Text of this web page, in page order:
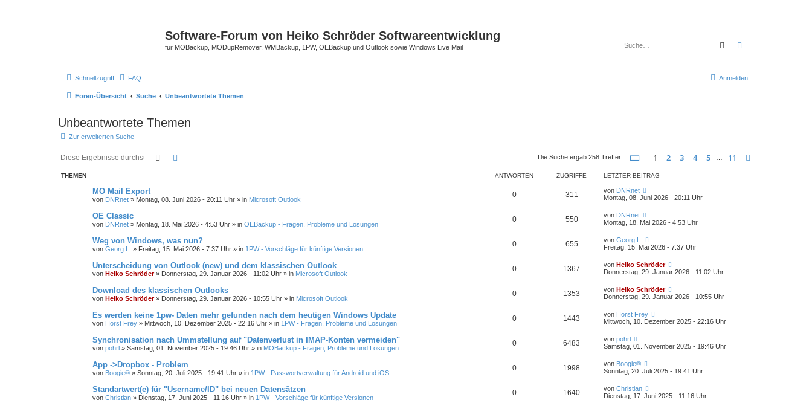
Software-Forum von Heiko Schröder Softwareentwicklung
für MOBackup, MODupRemover, WMBackup, 1PW, OEBackup und Outlook sowie Windows Live Mail Suche
Schnellzugriff FAQ Anmelden
Foren-Übersicht Suche Unbeantwortete Themen
Unbeantwortete Themen
Zur erweiterten Suche
Suche Die Suche ergab 258 Treffer Seite von11
1 2 3 4 5 11
THEMEN ANTWORTEN ZUGRIFFE LETZTER BEITRAG
MO Mail Export
von DNRnet » Montag, 08. Juni 2026 - 20:11 Uhr » in Microsoft Outlook
0 311 von DNRnet
Montag, 08. Juni 2026 - 20:11 Uhr
OE Classic
von DNRnet » Montag, 18. Mai 2026 - 4:53 Uhr » in OEBackup - Fragen, Probleme und Lösungen
0 550 von DNRnet
Montag, 18. Mai 2026 - 4:53 Uhr
Weg von Windows, was nun?
von Georg L. » Freitag, 15. Mai 2026 - 7:37 Uhr » in 1PW - Vorschläge für künftige Versionen
0 655 von Georg L.
Freitag, 15. Mai 2026 - 7:37 Uhr
Unterscheidung von Outlook (new) und dem klassischen Outlook
von Heiko Schröder» Donnerstag, 29. Januar 2026 - 11:02 Uhr » in Microsoft Outlook
0 1367 von Heiko Schröder
Donnerstag, 29. Januar 2026 - 11:02 Uhr
Download des klassischen Outlooks
von Heiko Schröder» Donnerstag, 29. Januar 2026 - 10:55 Uhr » in Microsoft Outlook
0 1353 von Heiko Schröder
Donnerstag, 29. Januar 2026 - 10:55 Uhr
Es werden keine 1pw- Daten mehr gefunden nach dem heutigen Windows Update
von Horst Frey » Mittwoch, 10. Dezember 2025 - 22:16 Uhr » in 1PW - Fragen, Probleme und Lösungen
0 1443 von Horst Frey
Mittwoch, 10. Dezember 2025 - 22:16 Uhr
Synchronisation nach Ummstellung auf "Datenverlust in IMAP-Konten vermeiden"
von pohrl » Samstag, 01. November 2025 - 19:46 Uhr » in MOBackup - Fragen, Probleme und Lösungen
0 6483 von pohrl
Samstag, 01. November 2025 - 19:46 Uhr
App ->Dropbox - Problem
von Boogie® » Sonntag, 20. Juli 2025 - 19:41 Uhr » in 1PW - Passwortverwaltung für Android und iOS
0 1998 von Boogie®
Sonntag, 20. Juli 2025 - 19:41 Uhr
Standartwert(e) für "Username/ID" bei neuen Datensätzen
von Christian » Dienstag, 17. Juni 2025 - 11:16 Uhr » in 1PW - Vorschläge für künftige Versionen
0 1640 von Christian
Dienstag, 17. Juni 2025 - 11:16 Uhr